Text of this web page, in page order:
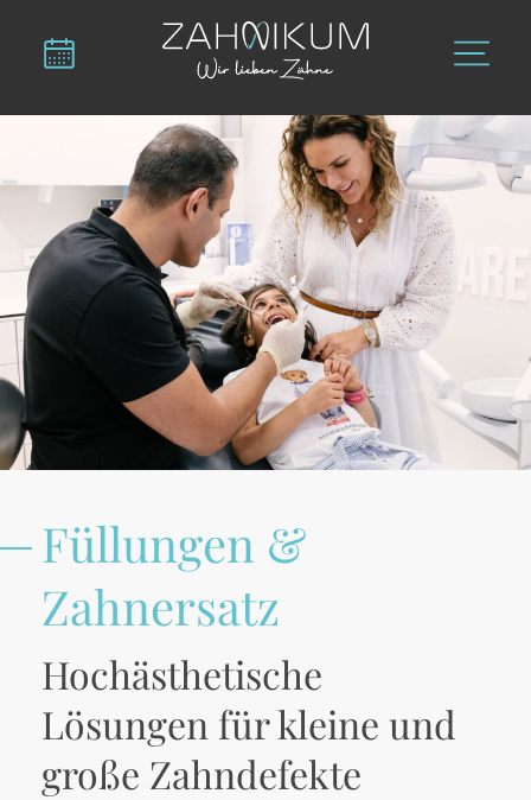
Füllungen &
Zahnersatz
Hochästhetische
Lösungen für kleine und
große Zahndefekte